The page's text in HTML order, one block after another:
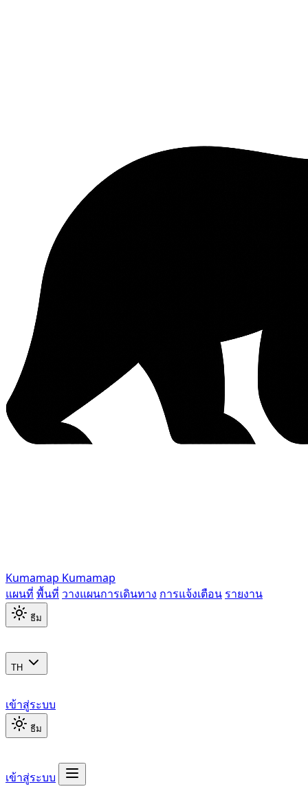
Kumamap Kumamap
แผนที่ พื้นที่ วางแผนการเดินทาง การแจ้งเตือน รายงาน
ธีม
TH
เข้าสู่ระบบ
ธีม
เข้าสู่ระบบ